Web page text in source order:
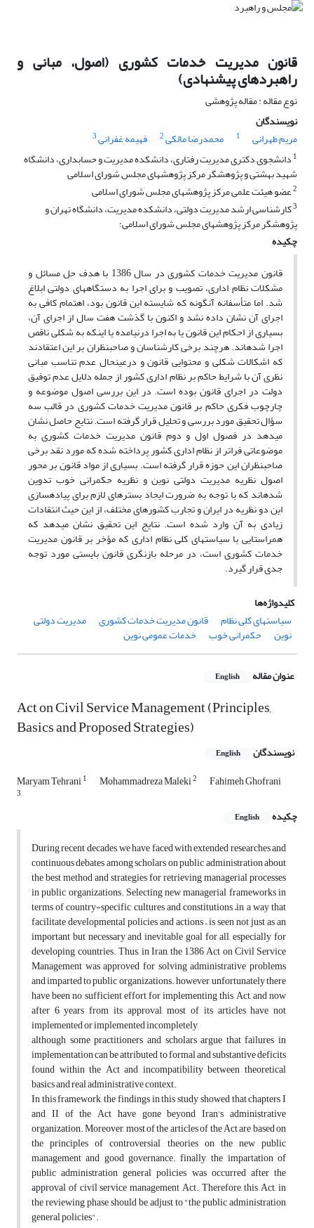
قانون مدیریت خدمات کشوری (اصول، مبانی و
راهبردهای پیشنهادی)
نوع مقاله : مقاله پژوهشی
نویسندگان
مریم طهرانی
1 محمدرضا مالکی2 فهیمه غفرانی3
1 دانشجوی دکتری مدیریت رفتاری، دانشکده مدیریت و حسابداری، دانشگاه
شهید بهشتی و پژوهشگر مرکز پژوهشهای مجلس شورای اسلامی
2عضو هیئت علمی مرکز پژوهشهای مجلس شورای اسلامی
3کارشناسی ارشد مدیریت دولتی، دانشکده مدیریت، دانشگاه تهران و
پژوهشگر مرکز پژوهشهای مجلس شورای اسلامی؛
چکیده
قانون مدیریت خدمات کشوری در سال 1386 با هدف حل مسائل و
مشکلات نظام اداری، تصویب و برای اجرا به دستگاههای دولتی ابلاغ
شد. اما متأسفانه آنگونه که شایسته این قانون بود، اهتمام کافی به
اجرای آن نشان داده نشد و اکنون با گذشت هفت سال از اجرای آن،
بسیاری از احکام این قانون یا به اجرا درنیامده یا اینکه به شکلی ناقص
اجرا شدهاند. هرچند برخی کارشناسان و صاحبنظران بر این اعتقادند
که اشکالات شکلی و محتوایی قانون و درعینحال عدم تناسب مبانی
نظری آن با شرایط حاکم بر نظام اداری کشور از جمله دلایل عدم توفیق
دولت در اجرای قانون بوده است. در این بررسی اصول موضوعه و
چارچوب فکری حاکم بر قانون مدیریت خدمات کشوری در قالب سه
سؤال تحقیق مورد بررسی و تحلیل قرار گرفته است. نتایج حاصل نشان
میدهد در فصول اول و دوم قانون مدیریت خدمات کشوری به
موضوعاتی فراتر از نظام اداری کشور پرداخته شده که مورد نقد برخی
صاحبنظران این حوزه قرار گرفته است. بسیاری از مواد قانون بر محور
اصول نظریه مدیریت دولتی نوین و نظریه حکمرانی خوب تدوین
شدهاند که با توجه به ضرورت ایجاد بسترهای لازم برای پیادهسازی
این دو نظریه در ایران و تجارب کشورهای مختلف، از این حیث انتقادات
زیادی به آن وارد شده است. نتایج این تحقیق نشان میدهد که
همراستایی با سیاستهای کلی نظام اداری که مؤخر بر قانون مدیریت
خدمات کشوری است، در مرحله بازنگری قانون بایستی مورد توجه
جدی قرار گیرد.
کلیدواژه‌ها
سیاستهای کلی نظام
قانون مدیریت خدمات کشوری مدیریت دولتی
نوین حکمرانی خوب خدمات عمومی نوین
عنوان مقاله English
Act on Civil Service Management (Principles,
Basics and Proposed Strategies)
نویسندگان English
Maryam Tehrani1 Mohammadreza Maleki2 Fahimeh Ghofrani
3
چکیده English
During recent decades, we have faced with extended researches and
continuous debates among scholars on public administration about
the best method and strategies for retrieving managerial processes
in public organizations. Selecting new managerial frameworks in
terms of country-specific cultures and constitutions –in a way that
facilitate developmental policies and actions – is seen not just as an
important but necessary and inevitable goal for all, especially for
developing, countries. Thus, in Iran, the 1386 Act on Civil Service
Management was approved for solving administrative problems
and imparted to public organizations. however, unfortunately there
have been no sufficient effort for implementing this Act, and now
after 6 years from its approval, most of its articles have not
implemented or implemented incompletely,
although some practitioners and scholars argue that failures in
implementation can be attributed to formal and substantive deficits
found within the Act and incompatibility between theoretical
basics and real administrative context.
In this framework, the findings in this study showed that chapters I
and II of the Act have gone beyond Iran's administrative
organization. Moreover, most of the articles of the Act are based on
the principles of controversial theories on the new public
management and good governance. finally, the impartation of
public administration general policies was occurred after the
approval of civil service management Act. Therefore, this Act, in
the reviewing phase, should be adjust to "the public administration
general policies".